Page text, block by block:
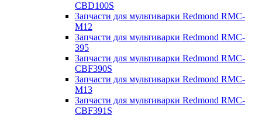
CBD100S
Запчасти для мультиварки Redmond RMC-
M12
Запчасти для мультиварки Redmond RMC-
395
Запчасти для мультиварки Redmond RMC-
CBF390S
Запчасти для мультиварки Redmond RMC-
M13
Запчасти для мультиварки Redmond RMC-
CBF391S